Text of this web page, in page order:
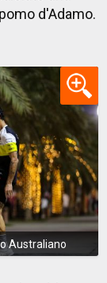
d'Adamo.
Australiano